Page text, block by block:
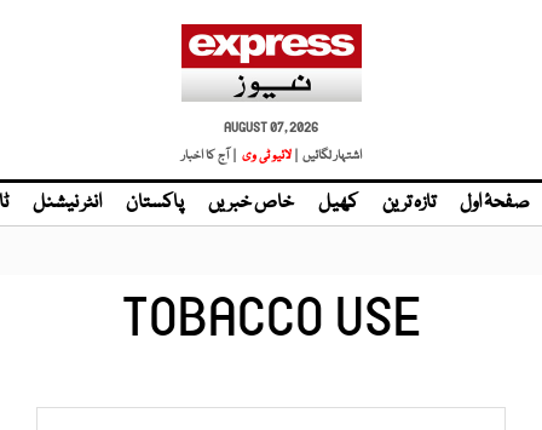
AUGUST 07, 2026
اشتہار لگائیں |
| آج کا اخبار
صفحۂ اول تازہ ترین کھیل خاص خبریں پاکستان انٹر نیشنل
TOBACCO USE